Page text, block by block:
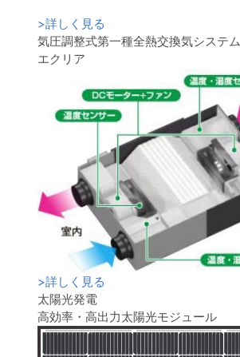
>詳しく見る
気圧調整式第一種全熱交換気システム
エクリア
>詳しく見る
太陽光発電
高効率・高出力太陽光モジュール